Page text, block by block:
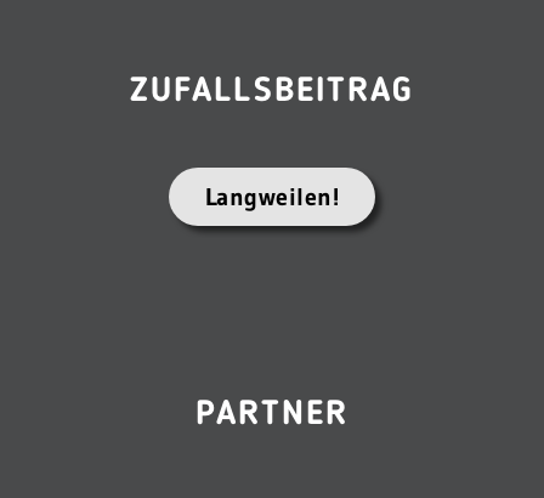
ZUFALLSBEITRAG
Langweilen!
PARTNER